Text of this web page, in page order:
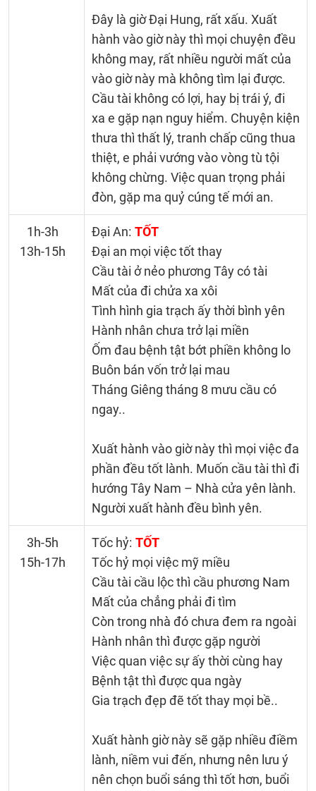
Đây là giờ Đại Hung, rất xấu. Xuất
hành vào giờ này thì mọi chuyện đều
không may, rất nhiều người mất của
vào giờ này mà không tìm lại được.
Cầu tài không có lợi, hay bị trái ý, đi
xa e gặp nạn nguy hiểm. Chuyện kiện
thưa thì thất lý, tranh chấp cũng thua
thiệt, e phải vướng vào vòng tù tội
không chừng. Việc quan trọng phải
đòn, gặp ma quỷ cúng tế mới an.
1h-3h
13h-15h
Đại An: TỐT
Đại an mọi việc tốt thay
Cầu tài ở nẻo phương Tây có tài
Mất của đi chửa xa xôi
Tình hình gia trạch ấy thời bình yên
Hành nhân chưa trở lại miền
Ốm đau bệnh tật bớt phiền không lo
Buôn bán vốn trở lại mau
Tháng Giêng tháng 8 mưu cầu có
ngay..
Xuất hành vào giờ này thì mọi việc đa
phần đều tốt lành. Muốn cầu tài thì đi
hướng Tây Nam – Nhà cửa yên lành.
Người xuất hành đều bình yên.
3h-5h
15h-17h
Tốc hỷ: TỐT
Tốc hỷ mọi việc mỹ miều
Cầu tài cầu lộc thì cầu phương Nam
Mất của chẳng phải đi tìm
Còn trong nhà đó chưa đem ra ngoài
Hành nhân thì được gặp người
Việc quan việc sự ấy thời cùng hay
Bệnh tật thì được qua ngày
Gia trạch đẹp đẽ tốt thay mọi bề..
Xuất hành giờ này sẽ gặp nhiều điềm
lành, niềm vui đến, nhưng nên lưu ý
nên chọn buổi sáng thì tốt hơn, buổi